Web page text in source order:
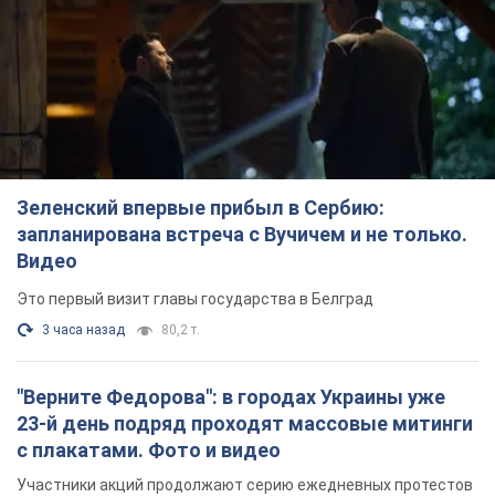
Зеленский впервые прибыл в Сербию:
запланирована встреча с Вучичем и не только.
Видео
Это первый визит главы государства в Белград
3 часа назад 80,2 т.
"Верните Федорова": в городах Украины уже
23-й день подряд проходят массовые митинги
с плакатами. Фото и видео
Участники акций продолжают серию ежедневных протестов